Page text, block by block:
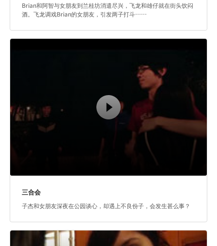
Brian和阿智与女朋友到兰桂坊消遣尽兴，飞龙和雄仔就在街头饮闷
酒。飞龙调戏Brian的女朋友，引发两子打斗……
三合会
子杰和女朋友深夜在公园谈心，却遇上不良份子，会发生甚么事？